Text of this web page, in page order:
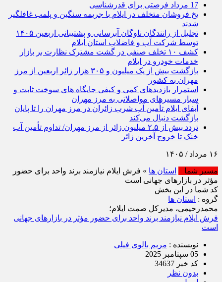
17 مرداد فرصتی برای قدرشناسی
یخ‌ فروشان متخلف در ایلام با جریمه سنگین و پلمب غافلگیر
شدند
تجلیل از رانندگان ناوگان آبرسانی و پشتیبانی اربعین ۱۴۰۵
توسط شرکت آب و فاضلاب استان ایلام
کشف ۱۰ تخلف صنفی در گشت مشترک نظارت بر بازار
خدمات خودرو در ایلام
بازگشت بیش از یک میلیون و ۳۰۵ هزار زائر اربعین از مرز
مهران به کشور
استمرار بازدیدهای کمی و کیفی جایگاه‌ های سوخت ثابت و
سیار مسیرهای مواصلاتی به مرز مهران
آبفای ایلام تأمین آب شرب زائران در مرز مهران را تا پایان
بازگشت دنبال می‌کند
تردد بیش از ۲.۵ میلیون زائر از مرز مهران/ تداوم تأمین آب
خنک تا خروج آخرین زائر
مسیر شما استان ها » فرش ایلام نیازمند برند واحد برای حضور
مؤثر در بازارهای جهانی است
کد شما در این بخش
گروه : استان ها
محمدرحیمی، مدیرکل صمت ایلام؛
فرش ایلام نیازمند برند واحد برای حضور مؤثر در بازارهای جهانی
است
نویسنده : مریم بالوی فیلی
05 سپتامبر 2025
کد خبر 34637
بدون نظر